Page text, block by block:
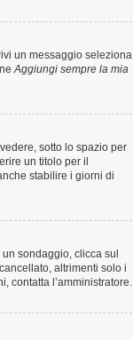
un messaggio seleziona
Aggiungi sempre la mia
sotto lo spazio per
un titolo per il
stabilire i giorni di
sondaggio, clicca sul
altrimenti solo i
contatta l’amministratore.